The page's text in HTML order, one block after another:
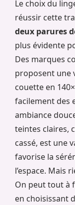
Le choix du
réussir cette
deux parures
plus évidente
Des marques
proposent une
couette en
facilement des
ambiance
teintes claires,
cassé, est une
favorise la
l’espace. Mais
On peut tout à
en choisissant